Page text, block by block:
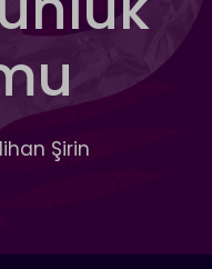
Şirin